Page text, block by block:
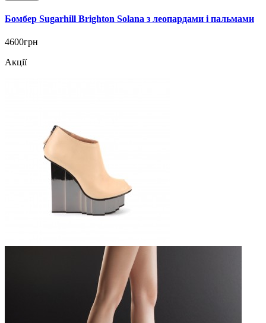
Бомбер Sugarhill Brighton Solana з леопардами і пальмами
4600грн
Акції